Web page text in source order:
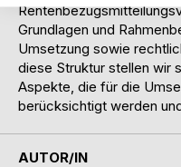
Grundlagen und
Umsetzung sowie
diese Struktur stellen wir
Aspekte, die für die
berücksichtigt werden
AUTOR/IN